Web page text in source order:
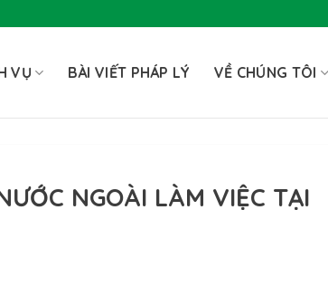
VỤ BÀI VIẾT PHÁP LÝ VỀ CHÚNG TÔI
NGOÀI LÀM VIỆC TẠI